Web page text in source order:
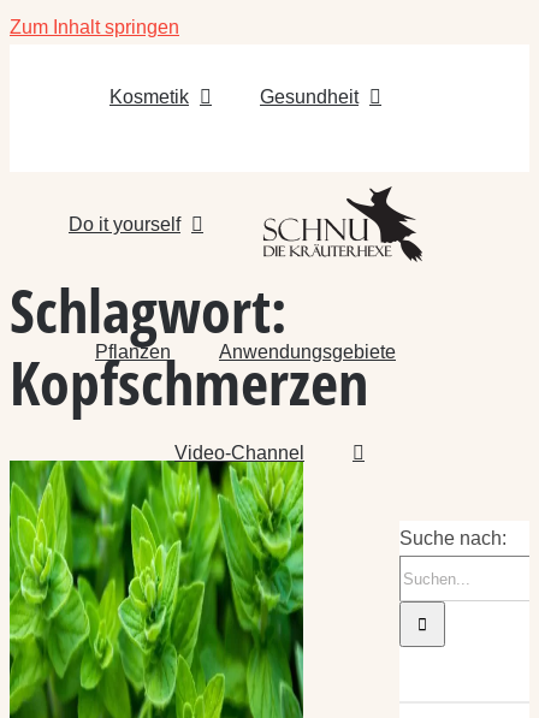
Zum Inhalt springen
Kosmetik Gesundheit
Do it yourself
Pflanzen Anwendungsgebiete
Video-Channel
Schlagwort:
Kopfschmerzen
Suche nach: